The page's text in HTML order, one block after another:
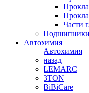
Части
Подшипники
Автохимия
Автохимия
назад
LEMARC
3TON
BiBiCare